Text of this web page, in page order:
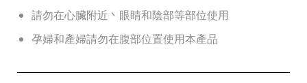
請勿在心臟附近丶眼睛和陰部等部位使用
孕婦和產婦請勿在腹部位置使用本產品